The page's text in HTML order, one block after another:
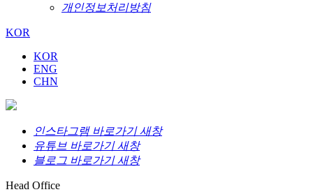
개인정보처리방침
KOR
KOR
ENG
CHN
인스타그램 바로가기 새창
유튜브 바로가기 새창
블로그 바로가기 새창
Head Office